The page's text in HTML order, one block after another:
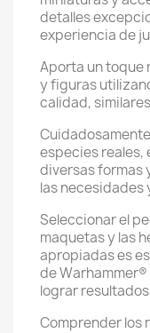
detalles
experiencia de
Aporta un toque
y figuras
calidad,
especies reales,
diversas formas
las necesidades
Seleccionar el
maquetas y las
apropiadas es
de
lograr
Comprender los